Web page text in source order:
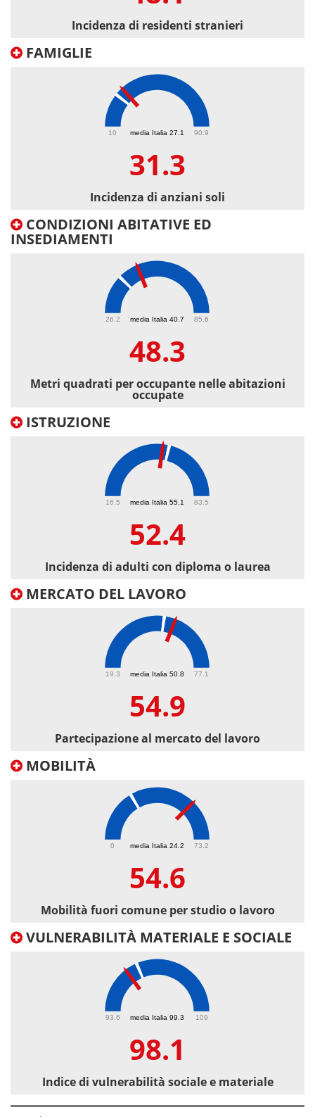
Incidenza di residenti stranieri
FAMIGLIE
media Italia 27.1
10 90.9
31.3
Incidenza di anziani soli
CONDIZIONI ABITATIVE ED
INSEDIAMENTI
media Italia 40.7
26.2 85.6
48.3
Metri quadrati per occupante nelle abitazioni
occupate
ISTRUZIONE
media Italia 55.1
16.5 83.5
52.4
Incidenza di adulti con diploma o laurea
MERCATO DEL LAVORO
media Italia 50.8
19.3 77.1
54.9
Partecipazione al mercato del lavoro
MOBILITÀ
media Italia 24.2
0 73.2
54.6
Mobilità fuori comune per studio o lavoro
VULNERABILITÀ MATERIALE E SOCIALE
media Italia 99.3
93.6 109
98.1
Indice di vulnerabilità sociale e materiale